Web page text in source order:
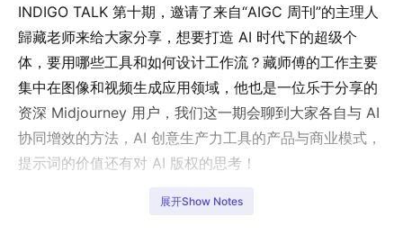
INDIGO TALK 第十期，邀请了来自“AIGC 周刊”的主理人
歸藏老师来给大家分享，想要打造 AI 时代下的超级个
体，要用哪些工具和如何设计工作流？藏师傅的工作主要
集中在图像和视频生成应用领域，他也是一位乐于分享的
资深 Midjourney 用户，我们这一期会聊到大家各自与 AI
协同增效的方法，AI 创意生产力工具的产品与商业模式，
提示词的价值还有对 AI 版权的思考！
展开Show Notes